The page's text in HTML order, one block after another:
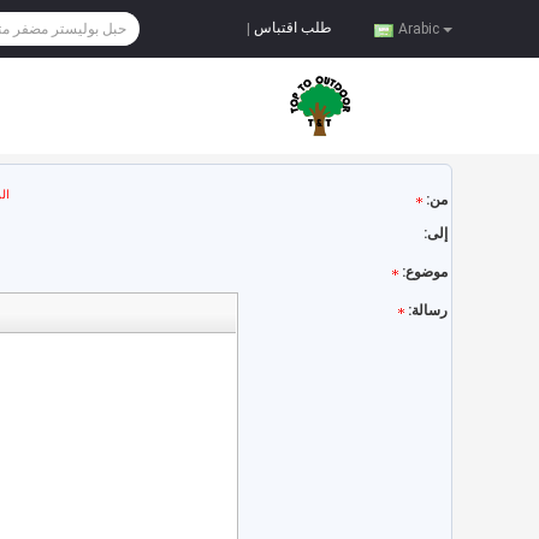
Arabic طلب اقتباس
من:
إلى:
موضوع:
رسالة: